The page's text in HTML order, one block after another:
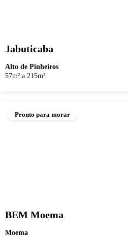
Jabuticaba
Alto de Pinheiros
57m² a 215m²
Pronto para morar
BEM Moema
Moema